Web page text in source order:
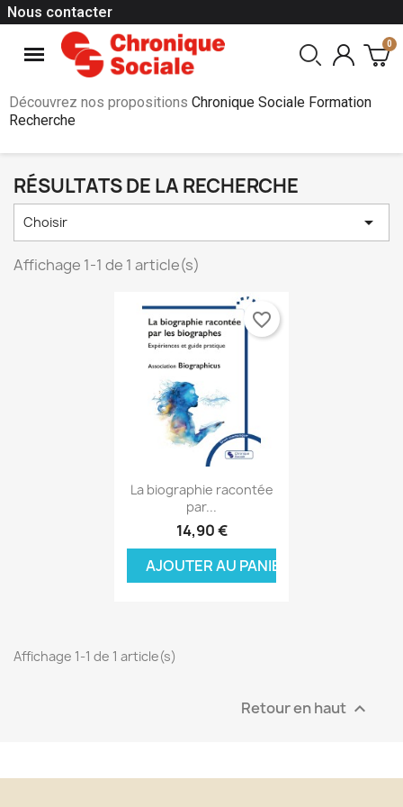
Nous contacter
Découvrez nos propositions Chronique Sociale Formation
Recherche
RÉSULTATS DE LA RECHERCHE
Choisir 
Affichage 1-1 de 1 article(s)
Aperçu rapide
La biographie racontée
par...
14,90 €
AJOUTER AU PANIER
favorite_border
Affichage 1-1 de 1 article(s)
Retour en haut 